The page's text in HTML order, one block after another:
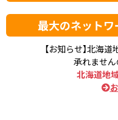
最大のネット
【お知らせ】北海
承れません
北海道地